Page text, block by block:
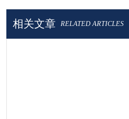
相关文章 RELATED ARTICLES